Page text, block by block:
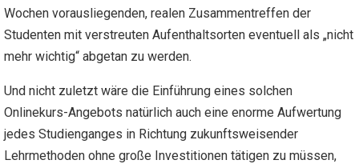
Wochen vorausliegenden, realen Zusammentreffen der
Studenten mit verstreuten Aufenthaltsorten eventuell als „nicht
mehr wichtig“ abgetan zu werden.
Und nicht zuletzt wäre die Einführung eines solchen
Onlinekurs-Angebots natürlich auch eine enorme Aufwertung
jedes Studienganges in Richtung zukunftsweisender
Lehrmethoden ohne große Investitionen tätigen zu müssen,